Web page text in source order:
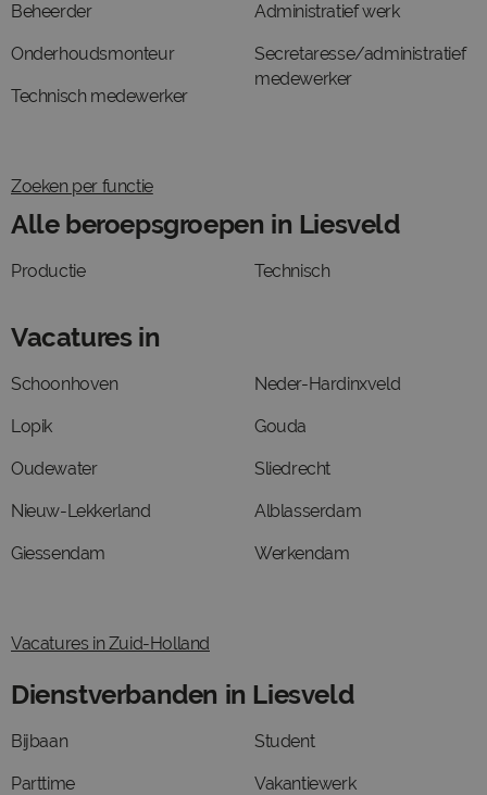
Beheerder
Onderhoudsmonteur
Technisch medewerker
Administratief werk
Secretaresse/administratief
medewerker
Zoeken per functie
Alle beroepsgroepen in Liesveld
Productie Technisch
Vacatures in
Schoonhoven
Lopik
Oudewater
Nieuw-Lekkerland
Giessendam
Neder-Hardinxveld
Gouda
Sliedrecht
Alblasserdam
Werkendam
Vacatures in Zuid-Holland
Dienstverbanden in Liesveld
Bijbaan
Parttime
Student
Vakantiewerk